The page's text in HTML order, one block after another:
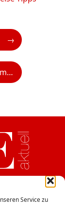
Service zu